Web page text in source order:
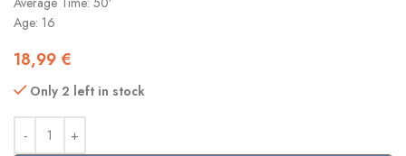
Age: 16
18,99 €
Only 2 left in stock